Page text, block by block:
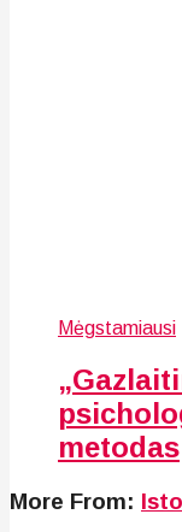
Mėgstamiausi
metodas
More From: